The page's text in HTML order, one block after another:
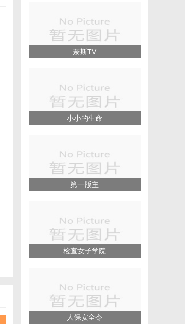
奈斯TV
小小的生命
第一版主
检查女子学院
人保安全令